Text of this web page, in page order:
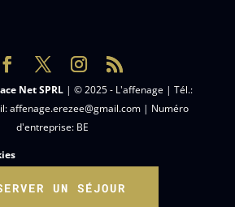
UN SÉJOUR
Net SPRL | © 2025 - L'affenage | Tél.:
affenage.erezee@gmail.com | Numéro
d'entreprise: BE